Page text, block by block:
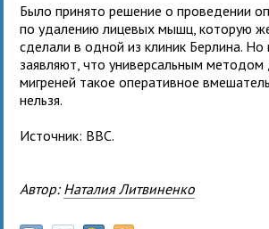
Было принято решение о проведении
по удалению лицевых мышц, которую
сделали в одной из клиник Берлина. Но
заявляют, что универсальным методом
мигреней такое оперативное
нельзя.
Источник: ВВС.
Автор: Наталия Литвиненко